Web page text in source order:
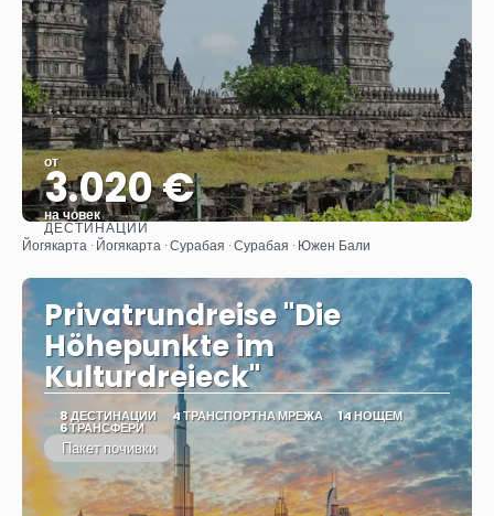
от
3.020 €
на човек
Вижте
ДЕСТИНАЦИИ
Йогякарта · Йогякарта · Сурабая · Сурабая · Южен Бали
Privatrundreise "Die
Höhepunkte im
Kulturdreieck"
8 ДЕСТИНАЦИИ 4 ТРАНСПОРТНА МРЕЖА 14 НОЩЕМ
6 ТРАНСФЕРИ
Пакет почивки